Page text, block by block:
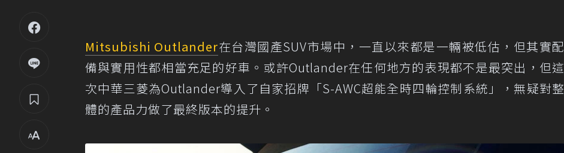
Mitsubishi Outlander在台灣國產SUV市場中，一直以來都是一輛被低估，但其實配
備與實用性都相當充足的好車。或許Outlander在任何地方的表現都不是最突出，但這
次中華三菱為Outlander導入了自家招牌「S-AWC超能全時四輪控制系統」，無疑對整
體的產品力做了最終版本的提升。